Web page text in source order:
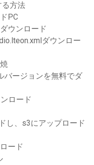
る方法
PC
ウンロード
ダウンロー
バージョンを無料でダ
ロード
し、s3にアップロード
ード